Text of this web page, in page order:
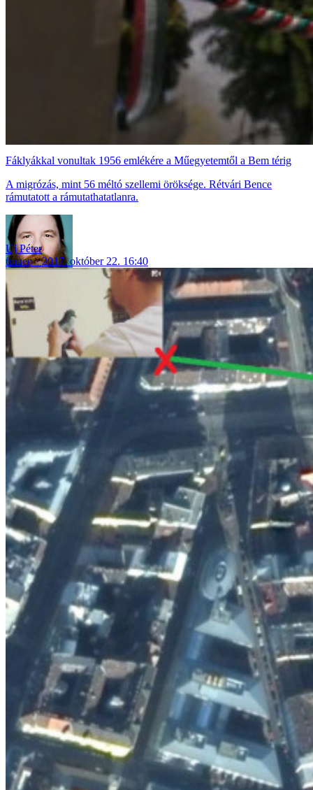
Fáklyákkal vonultak 1956 emlékére a Műegyetemtől a Bem térig
A migrózás, mint 56 méltó szellemi öröksége. Rétvári Bence
rámutatott a rámutathatatlanra.
Uj Péter
ünnep
2017. október 22. 16:40